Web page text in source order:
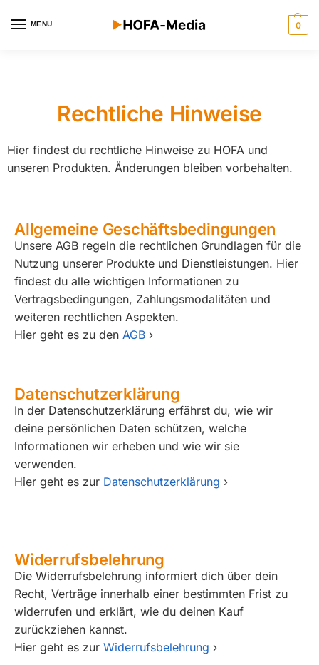
MENU 0
Rechtliche Hinweise
Hier findest du rechtliche Hinweise zu HOFA und
unseren Produkten. Änderungen bleiben vorbehalten.
Allgemeine Geschäftsbedingungen
Unsere AGB regeln die rechtlichen Grundlagen für die
Nutzung unserer Produkte und Dienstleistungen. Hier
findest du alle wichtigen Informationen zu
Vertragsbedingungen, Zahlungsmodalitäten und
weiteren rechtlichen Aspekten.
Hier geht es zu den AGB ›
Datenschutzerklärung
In der Datenschutzerklärung erfährst du, wie wir
deine persönlichen Daten schützen, welche
Informationen wir erheben und wie wir sie
verwenden.
Hier geht es zur Datenschutzerklärung ›
Widerrufsbelehrung
Die Widerrufsbelehrung informiert dich über dein
Recht, Verträge innerhalb einer bestimmten Frist zu
widerrufen und erklärt, wie du deinen Kauf
zurückziehen kannst.
Hier geht es zur Widerrufsbelehrung ›